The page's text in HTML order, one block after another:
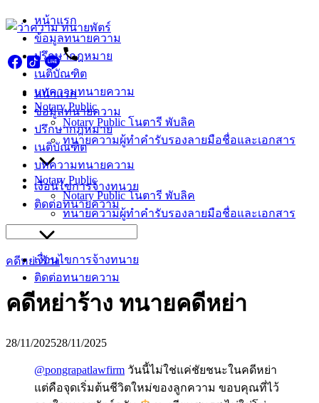
Skip
to
content
หน้าแรก
ข้อมูลทนายความ
ปรึกษากฎหมาย
เนติบัณฑิต
บทความทนายความ
Notary Public
Notary Public โนตารี พับลิค
ทนายความผู้ทำคำรับรองลายมือชื่อและเอกสาร
เงื่อนไขการจ้างทนาย
ติดต่อทนายความ
หน้าแรก
ข้อมูลทนายความ
ปรึกษากฎหมาย
เนติบัณฑิต
บทความทนายความ
Notary Public
Notary Public โนตารี พับลิค
ทนายความผู้ทำคำรับรองลายมือชื่อและเอกสาร
เงื่อนไขการจ้างทนาย
ติดต่อทนายความ
for:
คดีหย่าร้าง
คดีหย่าร้าง ทนายคดีหย่า
28/11/202528/11/2025
@pongrapatlawfirm วันนี้ไม่ใช่แค่ชัยชนะในคดีหย่า
แต่คือจุดเริ่มต้นชีวิตใหม่ของลูกความ ขอบคุณที่ไว้